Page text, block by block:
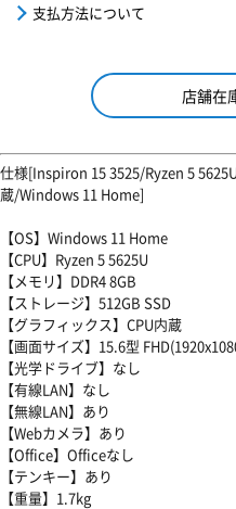
支払方法について
店舗在
仕様[Inspiron 15 3525/Ryzen 5
蔵/Windows 11 Home]
【OS】Windows 11 Home
【CPU】Ryzen 5 5625U
【メモリ】DDR4 8GB
【ストレージ】512GB SSD
【グラフィックス】CPU内蔵
【画面サイズ】15.6型
【光学ドライブ】なし
【有線LAN】なし
【無線LAN】あり
【Webカメラ】あり
【Office】Officeなし
【テンキー】あり
【重量】1.7kg